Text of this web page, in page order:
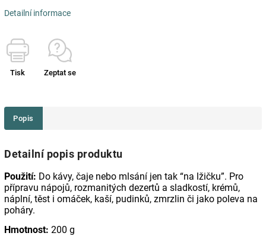
Detailní informace
Tisk Zeptat se
Popis
Detailní popis produktu
Použití: Do kávy, čaje nebo mlsání jen tak “na lžičku”. Pro
přípravu nápojů, rozmanitých dezertů a sladkostí, krémů,
náplní, těst i omáček, kaší, pudinků, zmrzlin či jako poleva na
poháry.
Hmotnost: 200 g